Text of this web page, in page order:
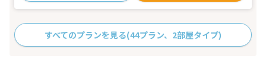
すべてのプランを見る(44プラン、2部屋タイプ)